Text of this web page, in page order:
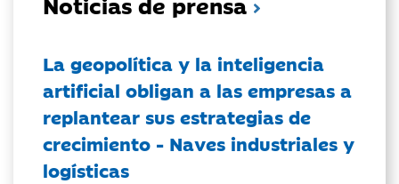
La geopolítica y la inteligencia
artificial obligan a las empresas a
replantear sus estrategias de
crecimiento - Naves industriales y
logísticas